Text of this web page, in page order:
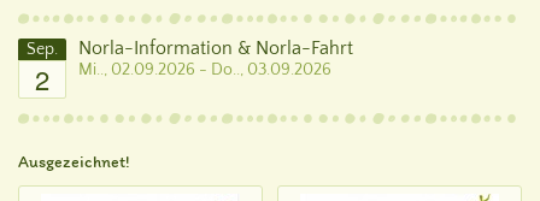
Sep.
2
Norla-Information & Norla-Fahrt
Mi.., 02.09.2026 - Do.., 03.09.2026
Ausgezeichnet!